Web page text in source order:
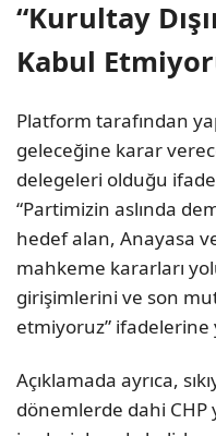
“Kurultay
Kabul
Platform tarafından
geleceğine karar
delegeleri olduğu
“Partimizin aslında
hedef alan, Anayasa
mahkeme kararları
girişimlerini ve son
etmiyoruz” ifadelerine
Açıklamada ayrıca,
dönemlerde dahi